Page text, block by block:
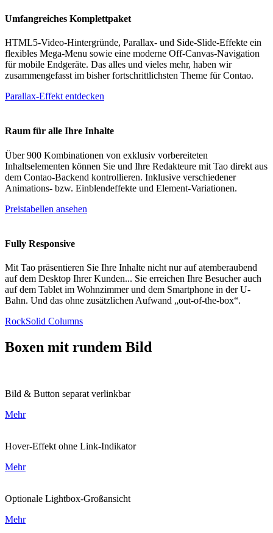
Umfangreiches Komplettpaket
HTML5-Video-Hintergründe, Parallax- und Side-Slide-Effekte ein
flexibles Mega-Menu sowie eine moderne Off-Canvas-Navigation
für mobile Endgeräte. Das alles und vieles mehr, haben wir
zusammengefasst im bisher fortschrittlichsten Theme für Contao.
Parallax-Effekt entdecken
Raum für alle Ihre Inhalte
Über 900 Kombinationen von exklusiv vorbereiteten
Inhaltselementen können Sie und Ihre Redakteure mit Tao direkt aus
dem Contao-Backend kontrollieren. Inklusive verschiedener
Animations- bzw. Einblendeffekte und Element-Variationen.
Preistabellen ansehen
Fully Responsive
Mit Tao präsentieren Sie Ihre Inhalte nicht nur auf atemberaubend
auf dem Desktop Ihrer Kunden... Sie erreichen Ihre Besucher auch
auf dem Tablet im Wohnzimmer und dem Smartphone in der U-
Bahn. Und das ohne zusätzlichen Aufwand „out-of-the-box“.
RockSolid Columns
Boxen mit rundem Bild
Bild & Button separat verlinkbar
Mehr
Hover-Effekt ohne Link-Indikator
Mehr
Optionale Lightbox-Großansicht
Mehr